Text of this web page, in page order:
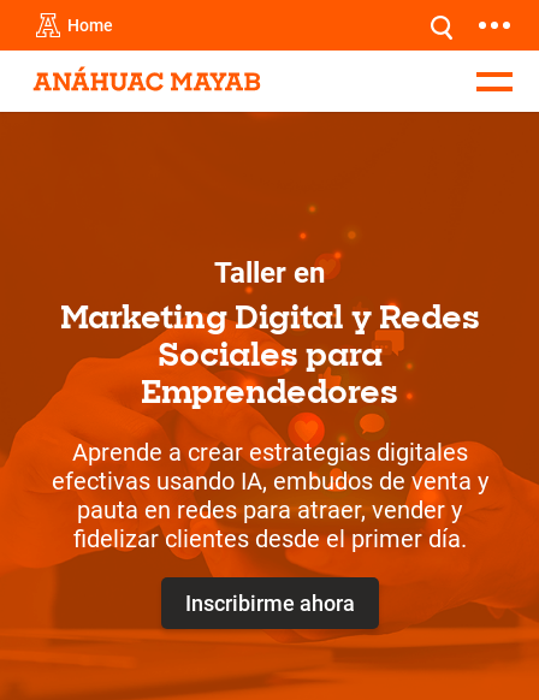
Home
Taller en
Marketing Digital y Redes
Sociales para
Emprendedores
Aprende a crear estrategias digitales
efectivas usando IA, embudos de venta y
pauta en redes para atraer, vender y
fidelizar clientes desde el primer día.
Inscribirme ahora